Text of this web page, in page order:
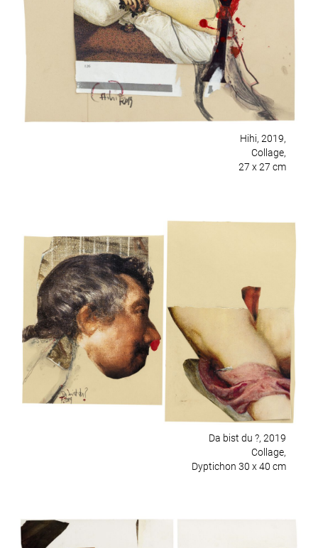
Hihi, 2019,
Collage,
27 x 27 cm
Da bist du ?, 2019
Collage,
Dyptichon 30 x 40 cm